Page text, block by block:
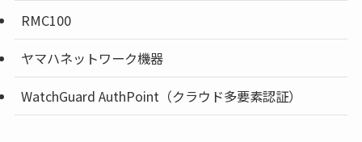
RMC100
ヤマハネットワーク機器
WatchGuard AuthPoint（クラウド多要素認証）